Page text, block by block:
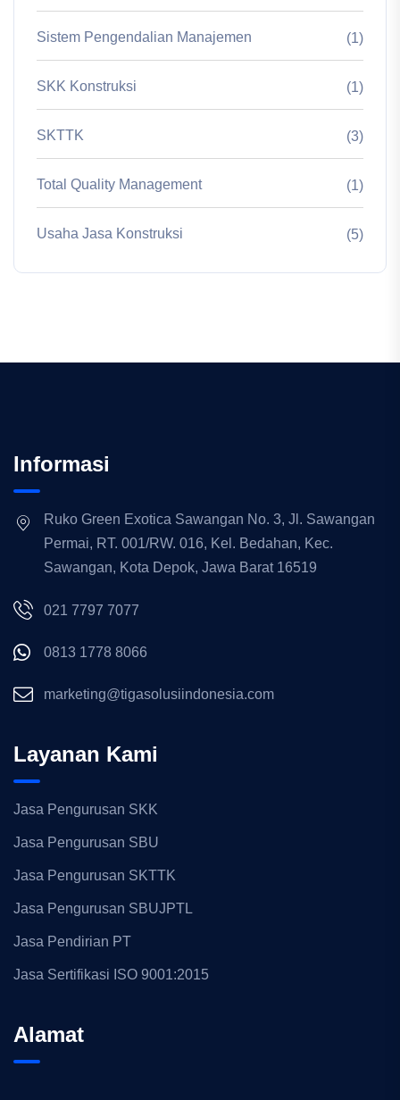
Sistem Pengendalian Manajemen (1)
SKK Konstruksi (1)
SKTTK (3)
Total Quality Management (1)
Usaha Jasa Konstruksi (5)
Informasi
Ruko Green Exotica Sawangan No. 3, Jl. Sawangan
Permai, RT. 001/RW. 016, Kel. Bedahan, Kec.
Sawangan, Kota Depok, Jawa Barat 16519
021 7797 7077
0813 1778 8066
marketing@tigasolusiindonesia.com
Layanan Kami
Jasa Pengurusan SKK
Jasa Pengurusan SBU
Jasa Pengurusan SKTTK
Jasa Pengurusan SBUJPTL
Jasa Pendirian PT
Jasa Sertifikasi ISO 9001:2015
Alamat